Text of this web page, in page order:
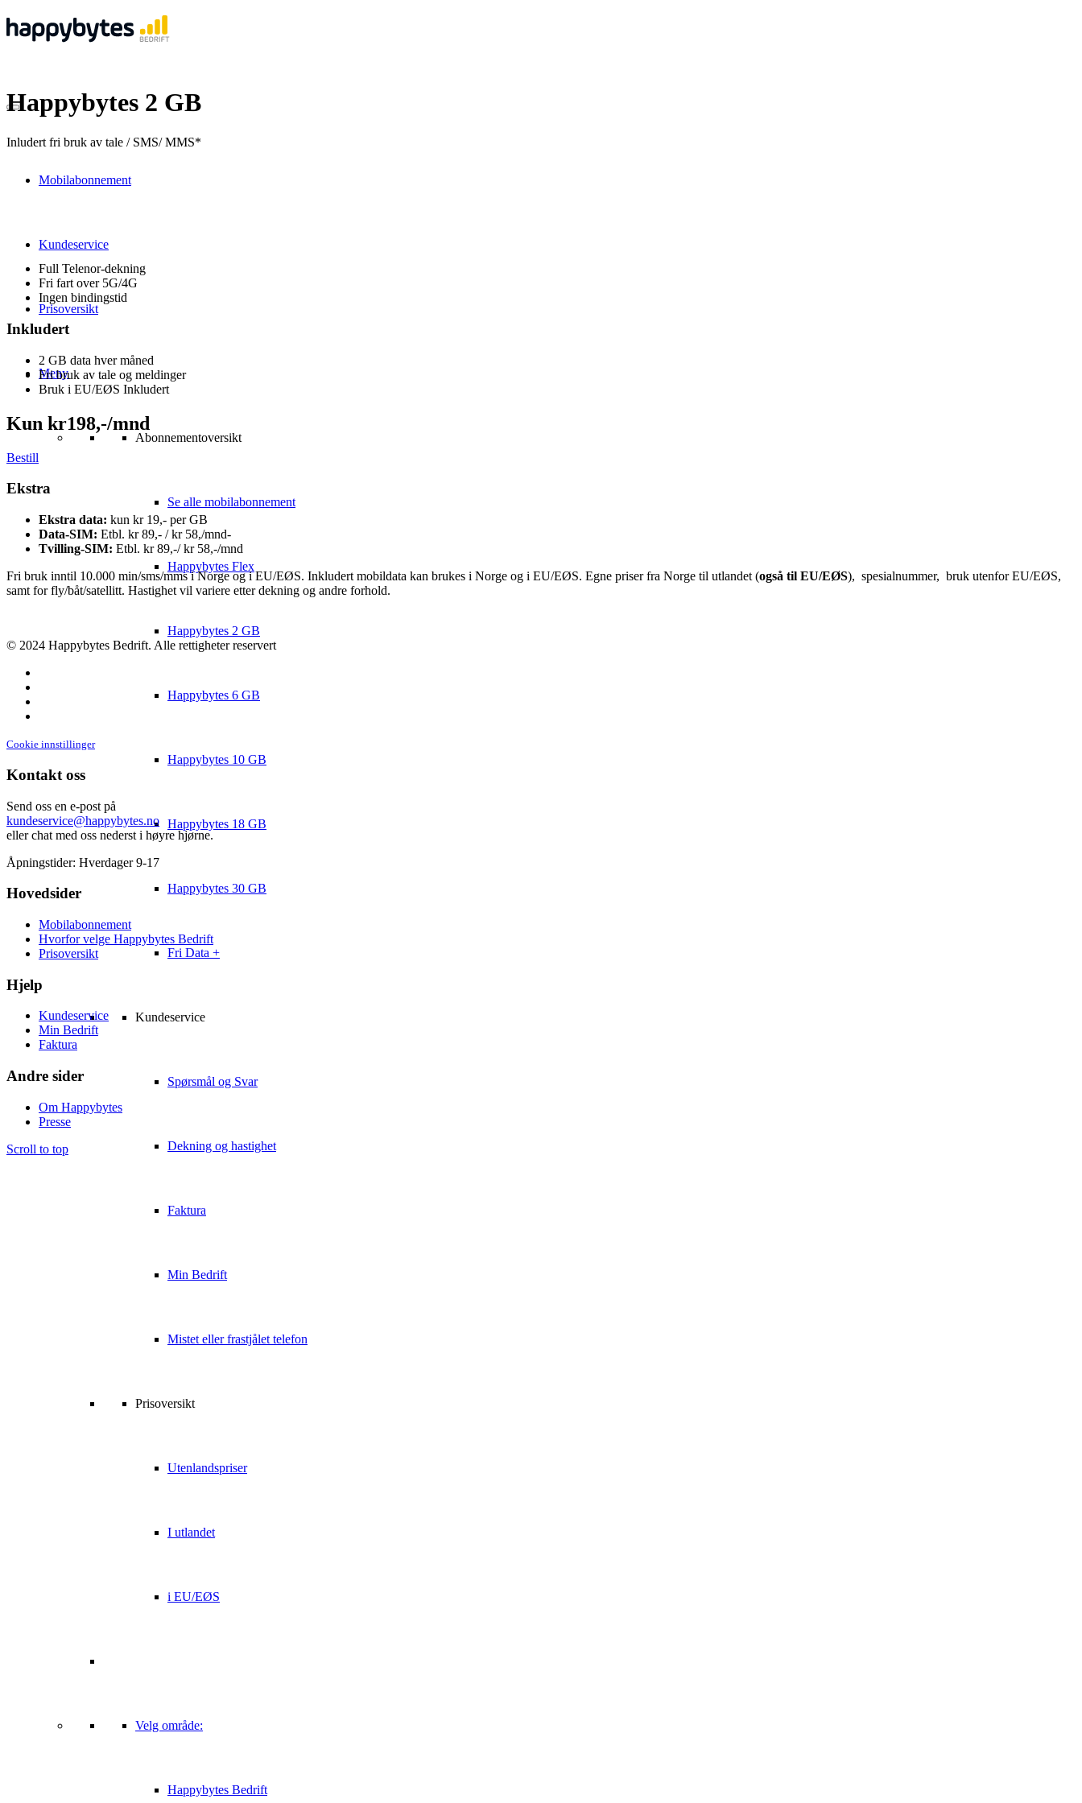
Mobilabonnement
Kundeservice
Prisoversikt
Meny
Abonnementoversikt
Se alle mobilabonnement
Happybytes Flex
Happybytes 2 GB
Happybytes 6 GB
Happybytes 10 GB
Happybytes 18 GB
Happybytes 30 GB
Fri Data +
Kundeservice
Spørsmål og Svar
Dekning og hastighet
Faktura
Min Bedrift
Mistet eller frastjålet telefon
Prisoversikt
Utenlandspriser
I utlandet
i EU/EØS
Velg område:
Happybytes Bedrift
Happybytes 2 GB
Inludert fri bruk av tale / SMS/ MMS*
Full Telenor-dekning
Fri fart over 5G/4G
Ingen bindingstid
Inkludert
2 GB data hver måned
Fri bruk av tale og meldinger
Bruk i EU/EØS Inkludert
Kun kr198,-/mnd
Bestill
Ekstra
Ekstra data: kun kr 19,- per GB
Data-SIM: Etbl. kr 89,- / kr 58,/mnd-
Tvilling-SIM: Etbl. kr 89,-/ kr 58,-/mnd
Fri bruk inntil 10.000 min/sms/mms i Norge og i EU/EØS. Inkludert mobildata kan brukes i Norge og i EU/EØS. Egne priser fra Norge til utlandet (også til EU/EØS), spesialnummer, bruk utenfor EU/EØS,
samt for fly/båt/satellitt. Hastighet vil variere etter dekning og andre forhold.
© 2024 Happybytes Bedrift. Alle rettigheter reservert
Cookie innstillinger
Kontakt oss
Send oss en e-post på
kundeservice@happybytes.no
eller chat med oss nederst i høyre hjørne.
Åpningstider: Hverdager 9-17
Hovedsider
Mobilabonnement
Hvorfor velge Happybytes Bedrift
Prisoversikt
Hjelp
Kundeservice
Min Bedrift
Faktura
Andre sider
Om Happybytes
Presse
Scroll to top